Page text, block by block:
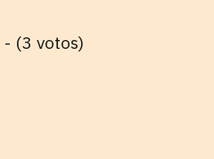
(3 votos)